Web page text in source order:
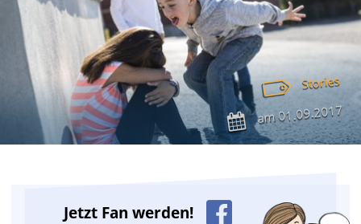
Stories
am01.09.2017
Jetzt Fan werden!